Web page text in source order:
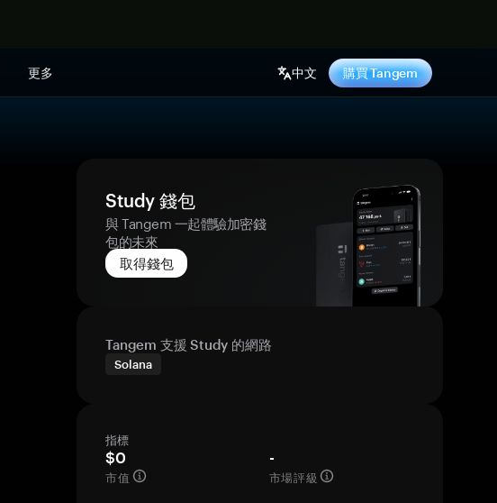
更多 中文 購買 Tangem
Study 錢包
與 Tangem 一起體驗加密錢
包的未來
取得錢包
Tangem 支援 Study 的網路
Solana
指標
$0
市值
-
市場評級